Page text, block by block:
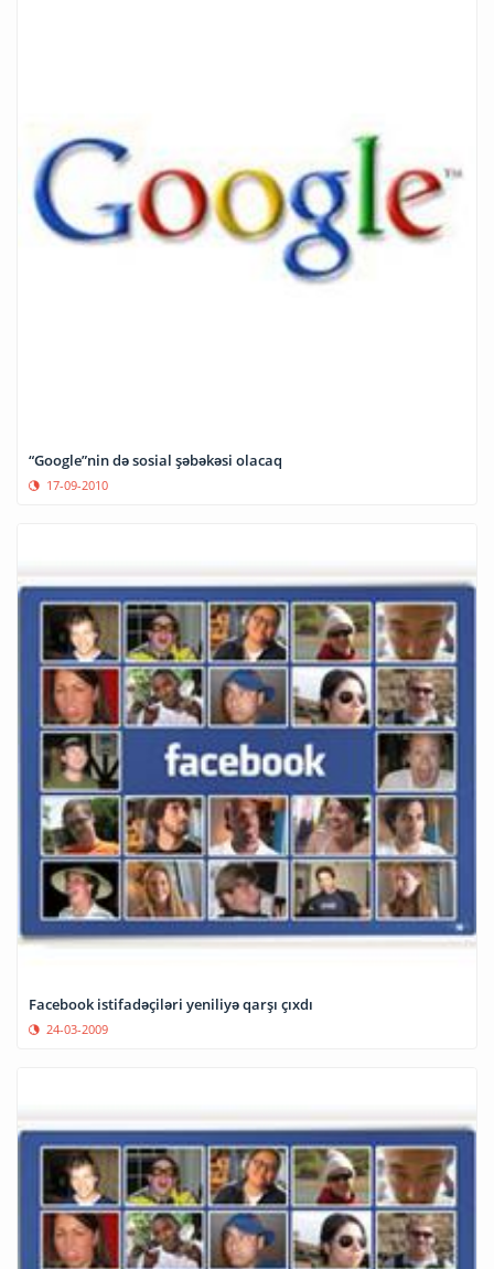
“Google”nin də sosial şəbəkəsi olacaq
17-09-2010
Facebook istifadəçiləri yeniliyə qarşı çıxdı
24-03-2009